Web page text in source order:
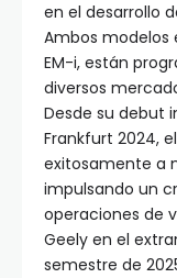
en el desarrollo
Ambos modelos
EM-i, están
diversos
Desde su debut
Frankfurt 2024,
exitosamente a
impulsando un
operaciones de
Geely en el
semestre de